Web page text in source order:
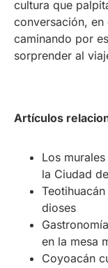
cultura que
conversación,
caminando por
sorprender al
Artículos
Los
la Ciudad
dioses
en la mesa
Coyoacán